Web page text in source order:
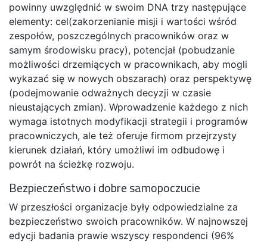
powinny uwzględnić w swoim DNA trzy następujące
elementy: cel(zakorzenianie misji i wartości wśród
zespołów, poszczególnych pracowników oraz w
samym środowisku pracy), potencjał (pobudzanie
możliwości drzemiących w pracownikach, aby mogli
wykazać się w nowych obszarach) oraz perspektywę
(podejmowanie odważnych decyzji w czasie
nieustających zmian). Wprowadzenie każdego z nich
wymaga istotnych modyfikacji strategii i programów
pracowniczych, ale też oferuje firmom przejrzysty
kierunek działań, który umożliwi im odbudowę i
powrót na ścieżkę rozwoju.
Bezpieczeństwo i dobre samopoczucie
W przeszłości organizacje były odpowiedzialne za
bezpieczeństwo swoich pracowników. W najnowszej
edycji badania prawie wszyscy respondenci (96%